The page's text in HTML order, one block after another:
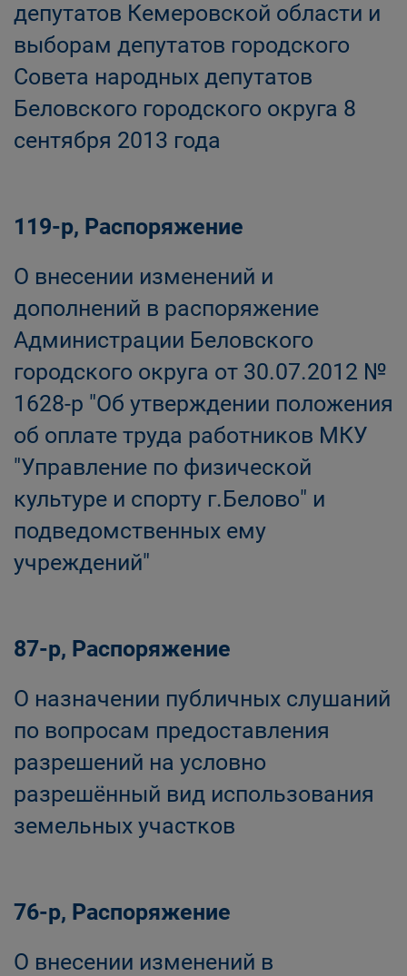
депутатов Кемеровской области и
выборам депутатов городского
Совета народных депутатов
Беловского городского округа 8
сентября 2013 года
119-р, Распоряжение
О внесении изменений и
дополнений в распоряжение
Администрации Беловского
городского округа от 30.07.2012 №
1628-р "Об утверждении положения
об оплате труда работников МКУ
"Управление по физической
культуре и спорту г.Белово" и
подведомственных ему
учреждений"
87-р, Распоряжение
О назначении публичных слушаний
по вопросам предоставления
разрешений на условно
разрешённый вид использования
земельных участков
76-р, Распоряжение
О внесении изменений в